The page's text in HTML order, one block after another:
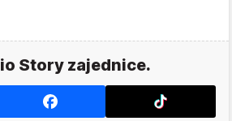
Story zajednice.